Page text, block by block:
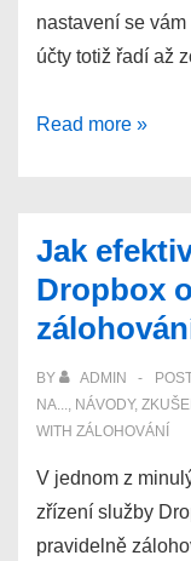
nastavení se
účty totiž řadí až
Změna
Thunderbirdu
Read more »
Jak
Dropbox
BY ADMIN
NA..., NÁVODY,
WITH ZÁLOHOVÁNÍ
V jednom z
zřízení služby
pravidelně